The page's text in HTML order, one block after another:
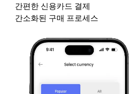
간편한 신용카드 결제
간소화된 구매 프로세스